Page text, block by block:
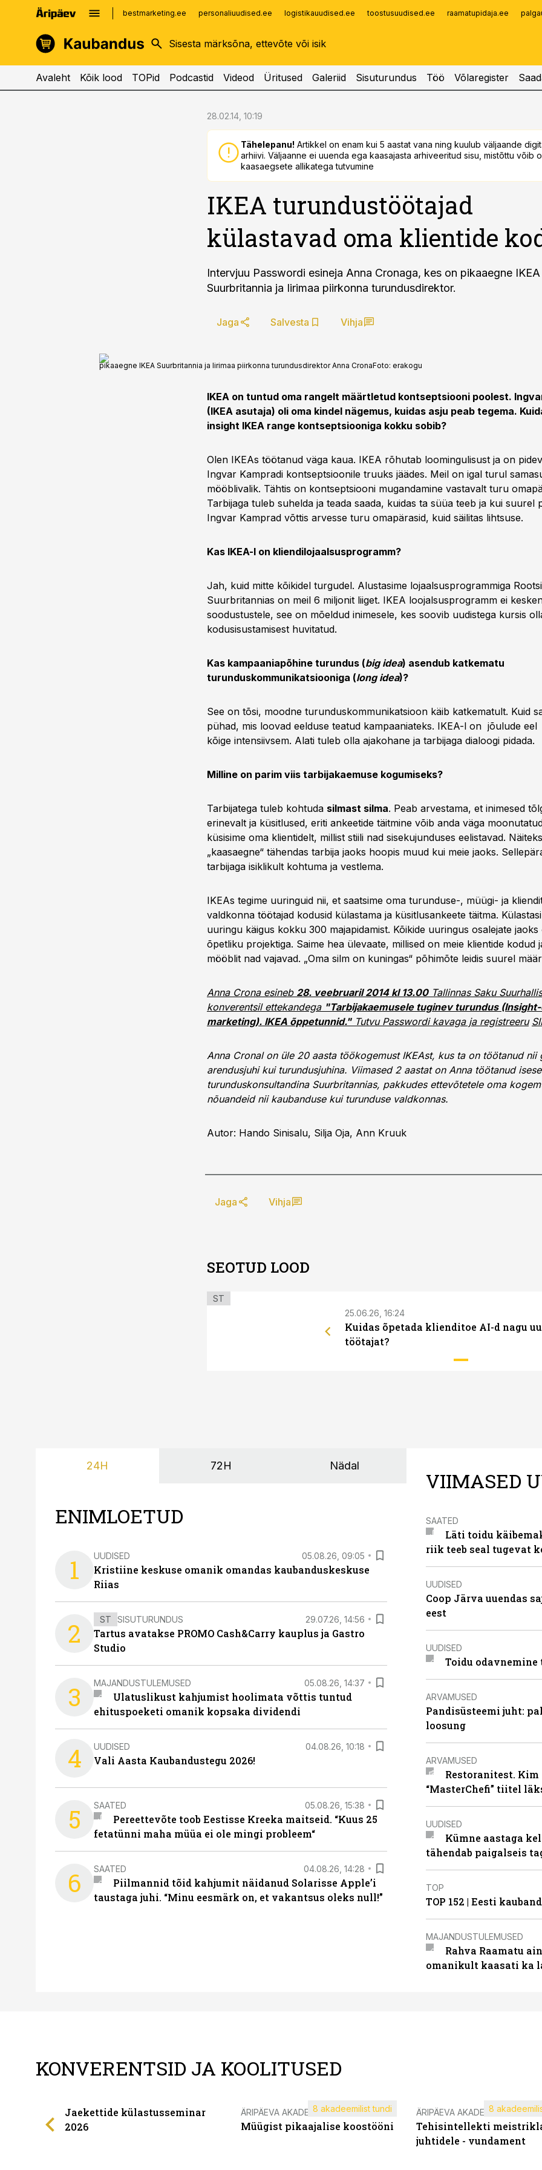
bestmarketing.ee personaliuudised.ee logistikauudised.ee toostusuudised.ee raamatupidaja.ee
kinnisvarauudised.ee
logistikauudised.ee
imelineajalugu.ee
Infopank
Avaleht Kõik lood TOPid Podcastid Videod Üritused Galeriid Sisuturundus Töö Võlaregister
28.02.14, 10:19
Tähelepanu! Artikkel on enam kui 5 aastat vana ning kuulub väljaande
arhiivi. Väljaanne ei uuenda ega kaasajasta arhiveeritud sisu, mistõttu võib
kaasaegsete allikatega tutvumine
IKEA turundustöötajad
külastavad oma klientide
Intervjuu Passwordi esineja Anna Cronaga, kes on pikaaegne IKEA
Suurbritannia ja Iirimaa piirkonna turundusdirektor.
Jaga Salvesta Vihja
pikaaegne IKEA Suurbritannia ja Iirimaa piirkonna turundusdirektor Anna CronaFoto: erakogu
IKEA on tuntud oma rangelt määrtletud kontseptsiooni poolest.
(IKEA asutaja) oli oma kindel nägemus, kuidas asju peab tegema.
insight IKEA range kontseptsiooniga kokku sobib?
Olen IKEAs töötanud väga kaua. IKEA rõhutab loomingulisust ja on
Ingvar Kampradi kontseptsioonile truuks jäädes. Meil on igal turul
mööblivalik. Tähtis on kontseptsiooni mugandamine vastavalt turu
Tarbijaga tuleb suhelda ja teada saada, kuidas ta süüa teeb ja kui suurel
Ingvar Kamprad võttis arvesse turu omapärasid, kuid säilitas lihtsuse.
Kas IKEA-l on kliendilojaalsusprogramm?
Jah, kuid mitte kõikidel turgudel. Alustasime lojaalsusprogrammiga
Suurbritannias on meil 6 miljonit liiget. IKEA loojalsusprogramm ei
soodustustele, see on mõeldud inimesele, kes soovib uudistega kursis
kodusisustamisest huvitatud.
Kas kampaaniapõhine turundus (big idea) asendub katkematu
turunduskommunikatsiooniga (long idea)?
See on tõsi, moodne turunduskommunikatsioon käib katkematult. Kuid
pühad, mis loovad eelduse teatud kampaaniateks. IKEA-l on jõulude
kõige intensiivsem. Alati tuleb olla ajakohane ja tarbijaga dialoogi pidada.
Milline on parim viis tarbijakaemuse kogumiseks?
Tarbijatega tuleb kohtuda silmast silma. Peab arvestama, et inimesed
erinevalt ja küsitlused, eriti ankeetide täitmine võib anda väga
küsisime oma klientidelt, millist stiili nad sisekujunduses eelistavad.
„kaasaegne“ tähendas tarbija jaoks hoopis muud kui meie jaoks.
tarbijaga isiklikult kohtuma ja vestlema.
IKEAs tegime uuringuid nii, et saatsime oma turunduse-, müügi- ja
valdkonna töötajad kodusid külastama ja küsitlusankeete täitma.
uuringu käigus kokku 300 majapidamist. Kõikide uuringus osalejate jaoks
õpetliku projektiga. Saime hea ülevaate, millised on meie klientide kodud
mööblit nad vajavad. „Oma silm on kuningas“ põhimõte leidis suurel
Anna Crona esineb 28. veebruaril 2014 kl 13.00Tallinnas Saku
konverentsil ettekandega "Tarbijakaemusele tuginev turundus
marketing). IKEA õppetunnid."Tutvu Passwordi kavaga ja registreeru
Anna Cronal on üle 20 aasta töökogemust IKEAst, kus ta on töötanud nii
arendusjuhi kui turundusjuhina. Viimased 2 aastat on Anna töötanud
turunduskonsultandina Suurbritannias, pakkudes ettevõtetele oma
nõuandeid nii kaubanduse kui turunduse valdkonnas.
Autor: Hando Sinisalu, Silja Oja, Ann Kruuk
Jaga Vihja
SEOTUD LOOD
ST
25.06.26, 16:24
Kuidas õpetada klienditoe AI-d nagu
töötajat?
24H 72H Nädal
ENIMLOETUD
1 UUDISED 05.08.26, 09:05
Kristiine keskuse omanik omandas kaubanduskeskuse
Riias
2 ST SISUTURUNDUS 29.07.26, 14:56
Tartus avatakse PROMO Cash&Carry kauplus ja Gastro
Studio
3 MAJANDUSTULEMUSED 05.08.26, 14:37
Ulatuslikust kahjumist hoolimata võttis tuntud
ehituspoeketi omanik kopsaka dividendi
4 UUDISED 04.08.26, 10:18
Vali Aasta Kaubandustegu 2026!
5 SAATED 05.08.26, 15:38
Pereettevõte toob Eestisse Kreeka maitseid. “Kuus 25
fetatünni maha müüa ei ole mingi probleem“
6 SAATED 04.08.26, 14:28
Piilmannid tõid kahjumit näidanud Solarisse Apple’i
taustaga juhi. “Minu eesmärk on, et vakantsus oleks null!”
VIIMASED
SAATED
Läti toidu
riik teeb seal tugevat
UUDISED
Coop Järva uuendas
eest
UUDISED
Toidu
ARVAMUSED
Pandisüsteemi juht:
loosung
ARVAMUSED
Restoranitest.
“MasterChefi” tiitel
UUDISED
Kümne aastaga
tähendab paigalseis
TOP
TOP 152 | Eesti
MAJANDUSTULEMUSED
Rahva Raamatu
omanikult kaasati ka
KONVERENTSID JA KOOLITUSED
Jaekettide külastusseminar
2026
ÄRIPÄEVA AKADEEMIA
Müügist pikaajalise koostööni
8 akadeemilist tundi ÄRIPÄEVA AKADEEMIA
Tehisintellekti
juhtidele - vundament
8